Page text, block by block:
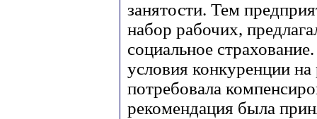
занятости. Тем
набор рабочих,
социальное
условия конкуренции
потребовала
рекомендация была